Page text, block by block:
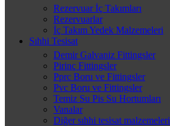
Rezervuar İç Takımları
Rezervuarlar
İç Takım Yedek Malzemeleri
Sıhhi Tesisat
Demir Galvaniz Fittingsler
Pirinç Fittingsler
Pprc Boru ve Fittingsler
Pvc Boru ve Fittingsler
Temiz Su Pis Su Hortumları
Vanalar
Diğer sıhhi tesisat malzemeleri